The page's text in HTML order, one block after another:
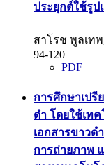
ประยุกต์ใช้รูป
สาโรช พูลเท
94-120
PDF
การศึกษาเปรี
ดำ โดยใช้เท
เอกสารขาว
การถ่ายภาพ